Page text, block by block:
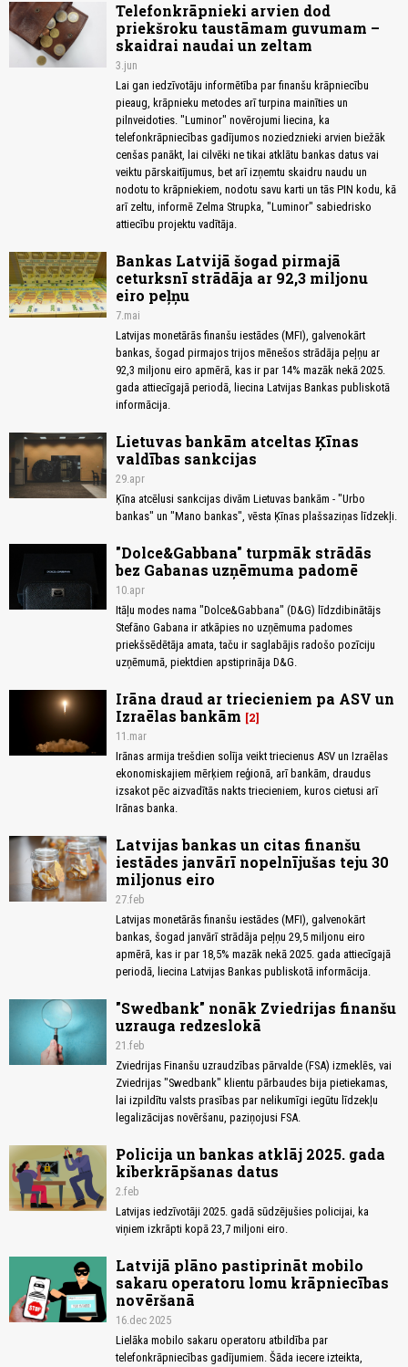
Telefonkrāpnieki arvien dod
priekšroku taustāmam guvumam –
skaidrai naudai un zeltam
3.jun
Lai gan iedzīvotāju informētība par finanšu krāpniecību
pieaug, krāpnieku metodes arī turpina mainīties un
pilnveidoties. "Luminor" novērojumi liecina, ka
telefonkrāpniecības gadījumos noziedznieki arvien biežāk
cenšas panākt, lai cilvēki ne tikai atklātu bankas datus vai
veiktu pārskaitījumus, bet arī izņemtu skaidru naudu un
nodotu to krāpniekiem, nodotu savu karti un tās PIN kodu, kā
arī zeltu, informē Zelma Strupka, "Luminor" sabiedrisko
attiecību projektu vadītāja.
Bankas Latvijā šogad pirmajā
ceturksnī strādāja ar 92,3 miljonu
eiro peļņu
7.mai
Latvijas monetārās finanšu iestādes (MFI), galvenokārt
bankas, šogad pirmajos trijos mēnešos strādāja peļņu ar
92,3 miljonu eiro apmērā, kas ir par 14% mazāk nekā 2025.
gada attiecīgajā periodā, liecina Latvijas Bankas publiskotā
informācija.
Lietuvas bankām atceltas Ķīnas
valdības sankcijas
29.apr
Ķīna atcēlusi sankcijas divām Lietuvas bankām - "Urbo
bankas" un "Mano bankas", vēsta Ķīnas plašsaziņas līdzekļi.
"Dolce&Gabbana" turpmāk strādās
bez Gabanas uzņēmuma padomē
10.apr
Itāļu modes nama "Dolce&Gabbana" (D&G) līdzdibinātājs
Stefāno Gabana ir atkāpies no uzņēmuma padomes
priekšsēdētāja amata, taču ir saglabājis radošo pozīciju
uzņēmumā, piektdien apstiprināja D&G.
Irāna draud ar triecieniem pa ASV un
Izraēlas bankām
2
11.mar
Irānas armija trešdien solīja veikt triecienus ASV un Izraēlas
ekonomiskajiem mērķiem reģionā, arī bankām, draudus
izsakot pēc aizvadītās nakts triecieniem, kuros cietusi arī
Irānas banka.
Latvijas bankas un citas finanšu
iestādes janvārī nopelnījušas teju 30
miljonus eiro
27.feb
Latvijas monetārās finanšu iestādes (MFI), galvenokārt
bankas, šogad janvārī strādāja peļņu 29,5 miljonu eiro
apmērā, kas ir par 18,5% mazāk nekā 2025. gada attiecīgajā
periodā, liecina Latvijas Bankas publiskotā informācija.
"Swedbank" nonāk Zviedrijas finanšu
uzrauga redzeslokā
21.feb
Zviedrijas Finanšu uzraudzības pārvalde (FSA) izmeklēs, vai
Zviedrijas "Swedbank" klientu pārbaudes bija pietiekamas,
lai izpildītu valsts prasības par nelikumīgi iegūtu līdzekļu
legalizācijas novēršanu, paziņojusi FSA.
Policija un bankas atklāj 2025. gada
kiberkrāpšanas datus
2.feb
Latvijas iedzīvotāji 2025. gadā sūdzējušies policijai, ka
viņiem izkrāpti kopā 23,7 miljoni eiro.
Latvijā plāno pastiprināt mobilo
sakaru operatoru lomu krāpniecības
novēršanā
16.dec 2025
Lielāka mobilo sakaru operatoru atbildība par
telefonkrāpniecības gadījumiem. Šāda iecere izteikta,